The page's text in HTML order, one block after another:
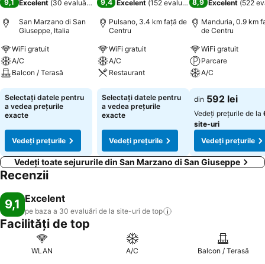
9,1 Excelent (30 evaluări)
San Marzano di San
Giuseppe, Italia
WiFi gratuit
A/C
Balcon / Terasă
Vedeți prețurile
Selectați datele pentru
a vedea prețurile
exacte
Vedeți prețurile
9,4 Excelent (152 evaluări )
Pulsano, 3.4 km faţă de
Centru
WiFi gratuit
A/C
Restaurant
Vedeți prețurile
Selectați datele pentru
a vedea prețurile
exacte
Vedeți prețurile
8,9 Excelent (522
Manduria, 0.9 km
de Centru
WiFi gratuit
Parcare
A/C
Vedeți prețurile
din 592 lei
Vedeți prețurile de la
site-uri
Vedeți prețurile
Vedeți toate sejururile din San Marzano di San Giuseppe
Recenzii
9,1 Excelent
pe baza a 30 evaluări de la site-uri de top
Facilități de top
WLAN A/C Balcon / Terasă